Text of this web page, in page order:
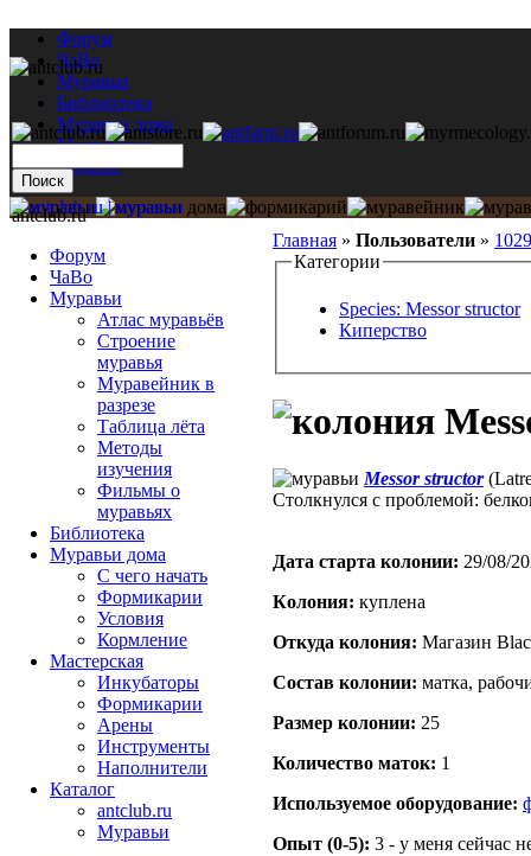
Форум
ЧаВо
Муравьи
Библиотека
Муравьи дома
Мастерская
Каталог
Главная » Пользователи » 1029
Категории
Species: Messor structor
Киперство
Messor structor
Столкнулся с проблемой:
Дата старта кoлонии: 29/08/
Кoлония: куплена
Откуда кoлония: Магазин
Состав кoлонии: матка,
Размер кoлонии: 25
Количество маток: 1
Используемое оборудование:
Опыт (0-5): 3 - у меня сейчас
antclub.ru
Форум
ЧаВо
Муравьи
Атлас муравьёв
Строение
муравья
Муравейник в
разрезе
Таблица лёта
Методы
изучения
Фильмы о
муравьях
Библиотека
Муравьи дома
С чего начать
Формикарии
Условия
Кормление
Мастерская
Инкубаторы
Формикарии
Арены
Инструменты
Наполнители
Каталог
antclub.ru
Муравьи